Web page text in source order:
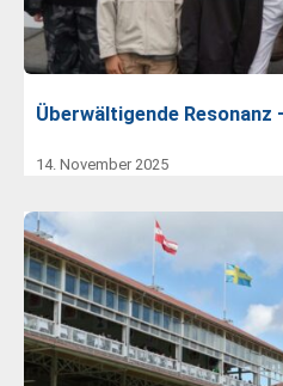
Überwältigende Resonanz
14. November 2025